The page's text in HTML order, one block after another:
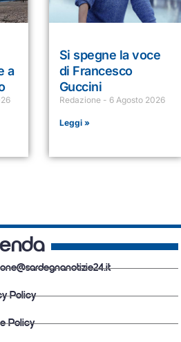
a
Si spegne la voce
di Francesco
Guccini
Redazione 6 Agosto 2026
Leggi »
Policy
Policy